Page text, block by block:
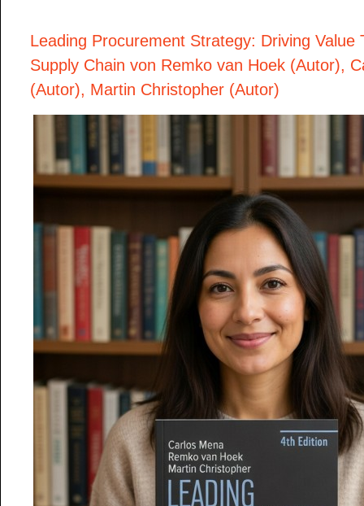
Leading Procurement Strategy: Driving Value
Supply Chain von Remko van Hoek (Autor),
(Autor), Martin Christopher (Autor)